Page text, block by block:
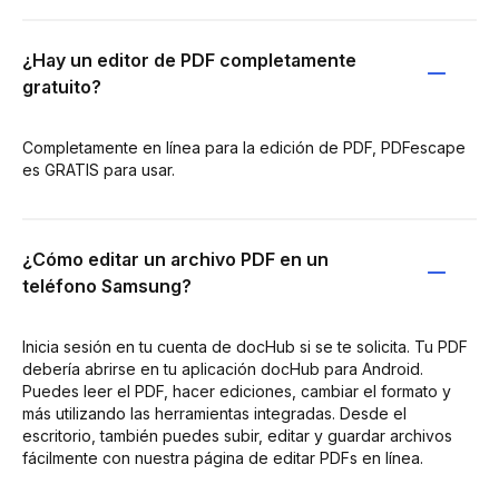
¿Hay un editor de PDF completamente
gratuito?
Completamente en línea para la edición de PDF, PDFescape
es GRATIS para usar.
¿Cómo editar un archivo PDF en un
teléfono Samsung?
Inicia sesión en tu cuenta de docHub si se te solicita. Tu PDF
debería abrirse en tu aplicación docHub para Android.
Puedes leer el PDF, hacer ediciones, cambiar el formato y
más utilizando las herramientas integradas. Desde el
escritorio, también puedes subir, editar y guardar archivos
fácilmente con nuestra página de editar PDFs en línea.